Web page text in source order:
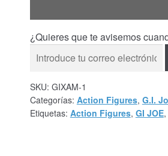
¿Quieres que te avisemos
SKU: GIXAM-1
Categorías: Action Figures, G.I.
Etiquetas: Action Figures, GI JOE,